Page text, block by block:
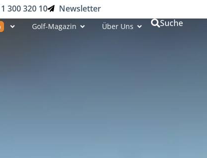
300 320 10 Newsletter
Golf-Magazin Über Uns Suche